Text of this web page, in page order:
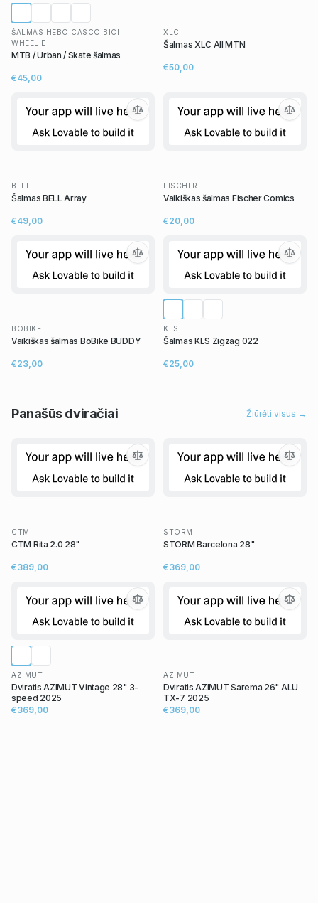
ŠALMAS HEBO CASCO BICI
WHEELIE
MTB / Urban / Skate šalmas
€45,00
XLC
Šalmas XLC All MTN
€50,00
BELL
Šalmas BELL Array
€49,00
FISCHER
Vaikiškas šalmas Fischer Comics
€20,00
BOBIKE
Vaikiškas šalmas BoBike BUDDY
€23,00
KLS
Šalmas KLS Zigzag 022
€25,00
Panašūsdviračiai Žiūrėti visus →
CTM
CTM Rita 2.0 28"
€389,00
STORM
STORM Barcelona 28"
€369,00
AZIMUT
Dviratis AZIMUT Vintage 28" 3-
speed 2025
€369,00
AZIMUT
Dviratis AZIMUT Sarema 26" ALU
TX-7 2025
€369,00